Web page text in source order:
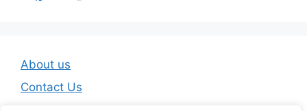
About us
Contact Us